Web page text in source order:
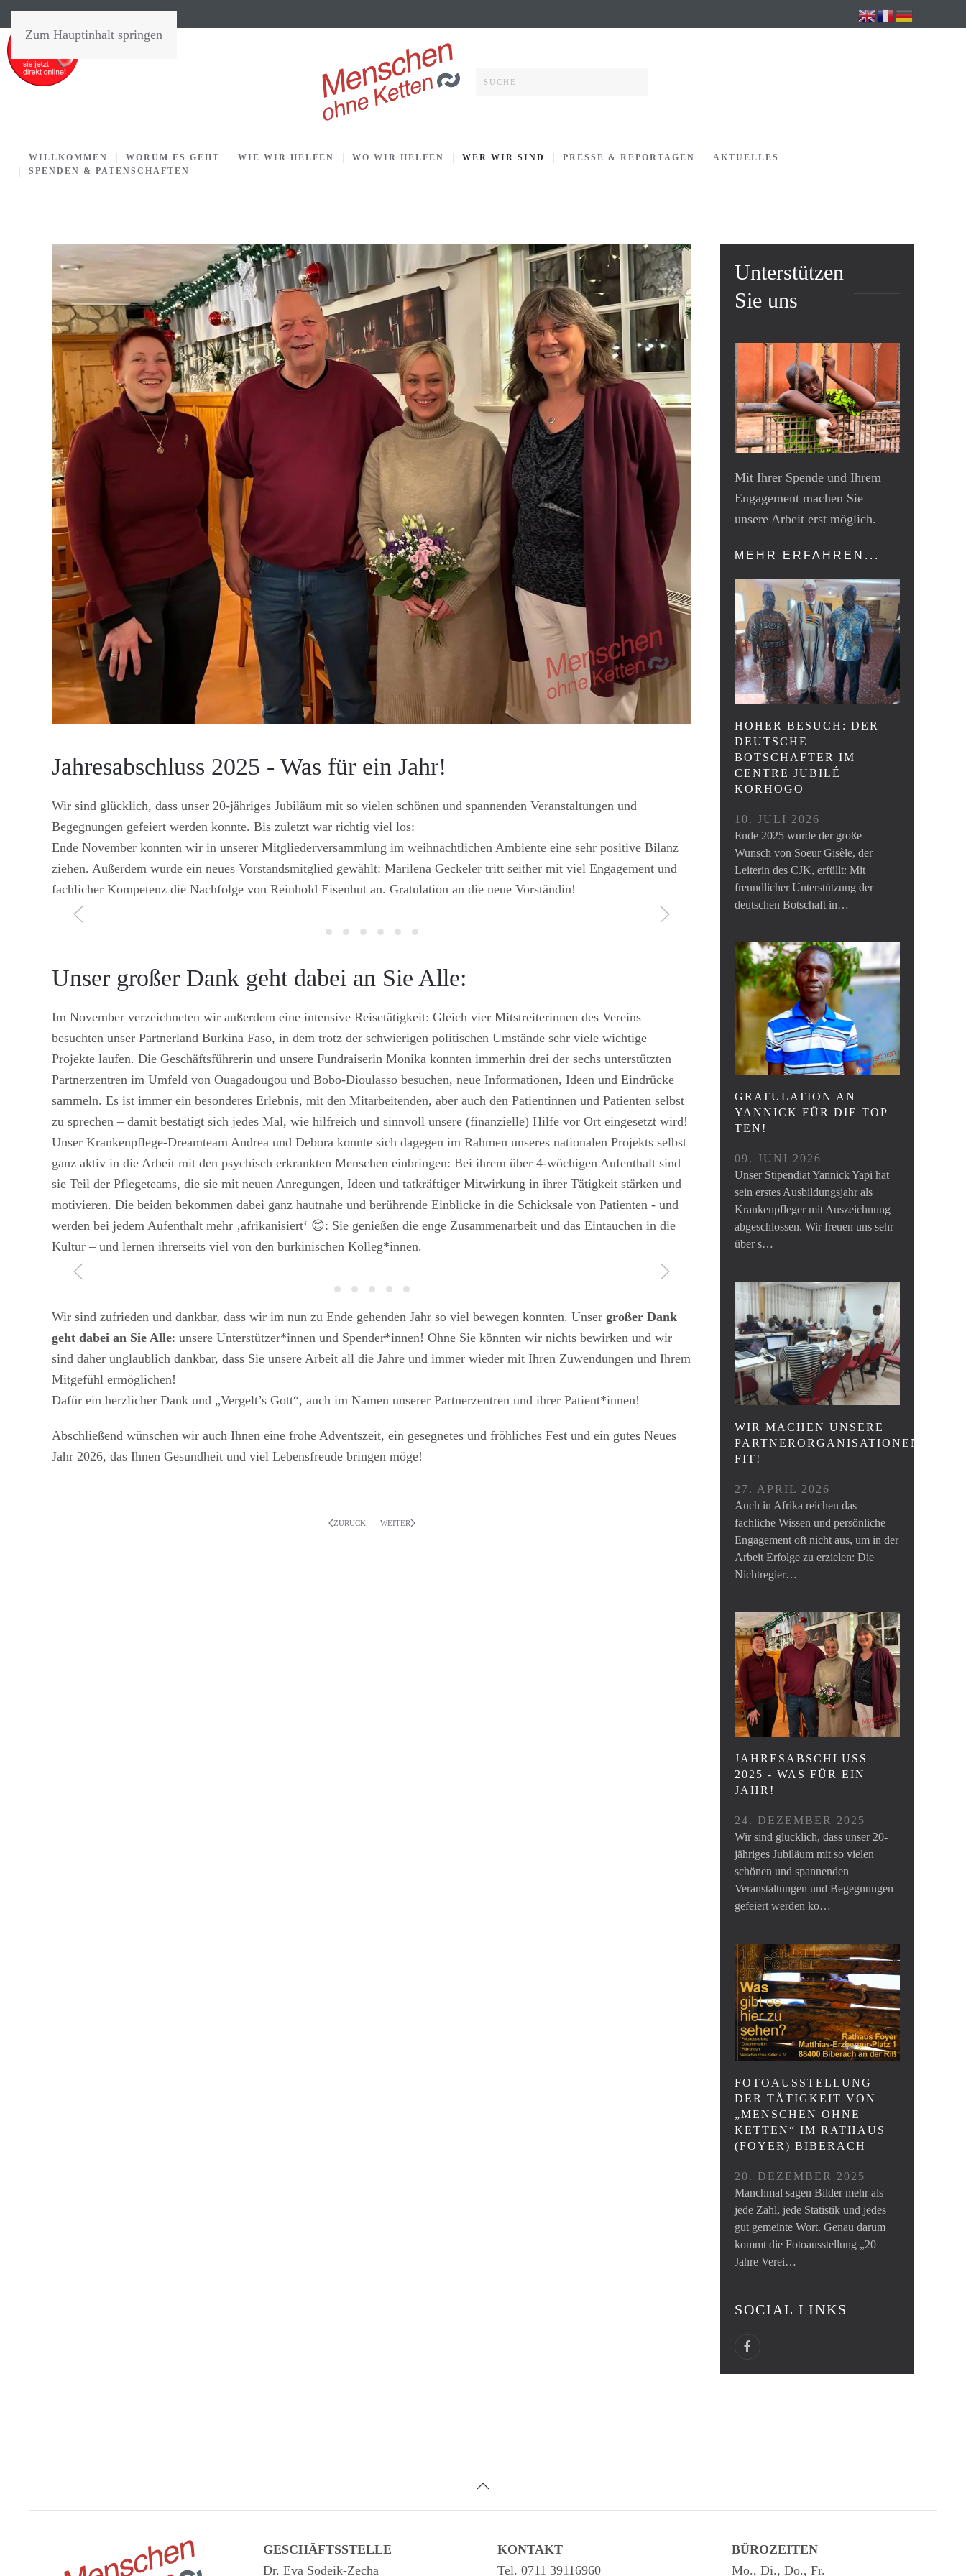
Zum Hauptinhalt springen
WILLKOMMEN WORUM ES GEHT WIE WIR HELFEN WO WIR HELFEN WER WIR SIND PRESSE & REPORTAGEN
AKTUELLES
SPENDEN & PATENSCHAFTEN
Jahresabschluss 2025 - Was für ein Jahr!
Wir sind glücklich, dass unser 20-jähriges Jubiläum mit so vielen schönen und spannenden Veranstaltungen und
Begegnungen gefeiert werden konnte. Bis zuletzt war richtig viel los:
Ende November konnten wir in unserer Mitgliederversammlung im weihnachtlichen Ambiente eine sehr positive Bilanz
ziehen. Außerdem wurde ein neues Vorstandsmitglied gewählt: Marilena Geckeler tritt seither mit viel Engagement und
fachlicher Kompetenz die Nachfolge von Reinhold Eisenhut an. Gratulation an die neue Vorständin!
Unser großer Dank geht dabei an Sie Alle:
Im November verzeichneten wir außerdem eine intensive Reisetätigkeit: Gleich vier Mitstreiterinnen des Vereins
besuchten unser Partnerland Burkina Faso, in dem trotz der schwierigen politischen Umstände sehr viele wichtige
Projekte laufen. Die Geschäftsführerin und unsere Fundraiserin Monika konnten immerhin drei der sechs unterstützten
Partnerzentren im Umfeld von Ouagadougou und Bobo-Dioulasso besuchen, neue Informationen, Ideen und Eindrücke
sammeln. Es ist immer ein besonderes Erlebnis, mit den Mitarbeitenden, aber auch den Patientinnen und Patienten selbst
zu sprechen – damit bestätigt sich jedes Mal, wie hilfreich und sinnvoll unsere (finanzielle) Hilfe vor Ort eingesetzt wird!
Unser Krankenpflege-Dreamteam Andrea und Debora konnte sich dagegen im Rahmen unseres nationalen Projekts selbst
ganz aktiv in die Arbeit mit den psychisch erkrankten Menschen einbringen: Bei ihrem über 4-wöchigen Aufenthalt sind
sie Teil der Pflegeteams, die sie mit neuen Anregungen, Ideen und tatkräftiger Mitwirkung in ihrer Tätigkeit stärken und
motivieren. Die beiden bekommen dabei ganz hautnahe und berührende Einblicke in die Schicksale von Patienten - und
werden bei jedem Aufenthalt mehr ‚afrikanisiert‘ 😊: Sie genießen die enge Zusammenarbeit und das Eintauchen in die
Kultur – und lernen ihrerseits viel von den burkinischen Kolleg*innen.
Wir sind zufrieden und dankbar, dass wir im nun zu Ende gehenden Jahr so viel bewegen konnten. Unser großer Dank
geht dabei an Sie Alle: unsere Unterstützer*innen und Spender*innen! Ohne Sie könnten wir nichts bewirken und wir
sind daher unglaublich dankbar, dass Sie unsere Arbeit all die Jahre und immer wieder mit Ihren Zuwendungen und Ihrem
Mitgefühl ermöglichen!
Dafür ein herzlicher Dank und „Vergelt’s Gott“, auch im Namen unserer Partnerzentren und ihrer Patient*innen!
Abschließend wünschen wir auch Ihnen eine frohe Adventszeit, ein gesegnetes und fröhliches Fest und ein gutes Neues
Jahr 2026, das Ihnen Gesundheit und viel Lebensfreude bringen möge!
ZURÜCK WEITER
Unterstützen
Sie uns
Mit Ihrer Spende und Ihrem
Engagement machen Sie
unsere Arbeit erst möglich.
MEHR ERFAHREN...
HOHER BESUCH: DER
DEUTSCHE
BOTSCHAFTER IM
CENTRE JUBILÉ
KORHOGO
10. JULI 2026
Ende 2025 wurde der große
Wunsch von Soeur Gisèle, der
Leiterin des CJK, erfüllt: Mit
freundlicher Unterstützung der
deutschen Botschaft in…
GRATULATION AN
YANNICK FÜR DIE TOP
TEN!
09. JUNI 2026
Unser Stipendiat Yannick Yapi hat
sein erstes Ausbildungsjahr als
Krankenpfleger mit Auszeichnung
abgeschlossen. Wir freuen uns sehr
über s…
WIR MACHEN UNSERE
PARTNERORGANISATIONEN
FIT!
27. APRIL 2026
Auch in Afrika reichen das
fachliche Wissen und persönliche
Engagement oft nicht aus, um in der
Arbeit Erfolge zu erzielen: Die
Nichtregier…
JAHRESABSCHLUSS
2025 - WAS FÜR EIN
JAHR!
24. DEZEMBER 2025
Wir sind glücklich, dass unser 20-
jähriges Jubiläum mit so vielen
schönen und spannenden
Veranstaltungen und Begegnungen
gefeiert werden ko…
FOTOAUSSTELLUNG
DER TÄTIGKEIT VON
„MENSCHEN OHNE
KETTEN“ IM RATHAUS
(FOYER) BIBERACH
20. DEZEMBER 2025
Manchmal sagen Bilder mehr als
jede Zahl, jede Statistik und jedes
gut gemeinte Wort. Genau darum
kommt die Fotoausstellung „20
Jahre Verei…
SOCIAL LINKS
GESCHÄFTSSTELLE
Dr. Eva Sodeik-Zecha
KONTAKT
Tel. 0711 39116960
BÜROZEITEN
Mo., Di., Do., Fr.